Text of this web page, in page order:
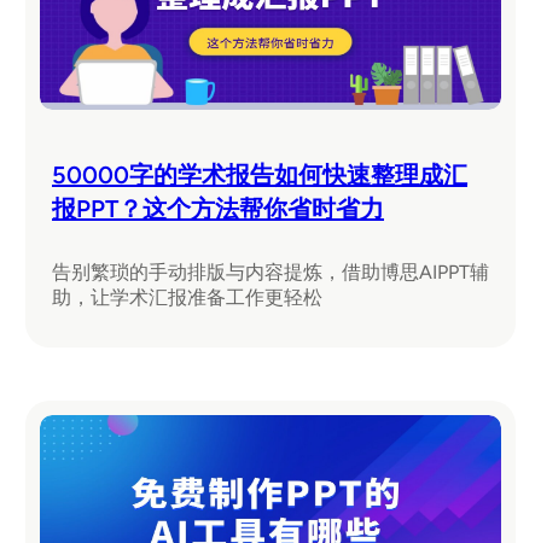
50000字的学术报告如何快速整理成汇
报PPT？这个方法帮你省时省力
告别繁琐的手动排版与内容提炼，借助博思AIPPT辅
助，让学术汇报准备工作更轻松